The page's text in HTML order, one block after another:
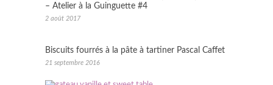
– Atelier à la Guinguette #4
2 août 2017
Biscuits fourrés à la pâte à tartiner Pascal Caffet
21 septembre 2016